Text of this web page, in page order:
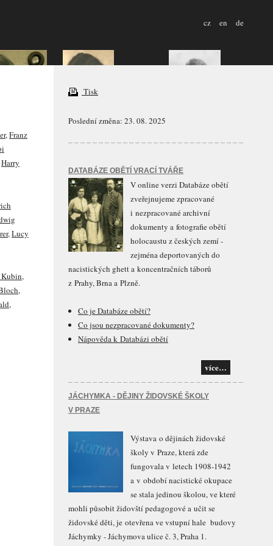
cz en de
,Franz
Harry
,Lucy
,
,
,
Tisk
Poslední změna: 23. 08. 2025
DATABÁZE OBĚTÍ VRACÍ TVÁŘE
V online verzi Databáze obětí
zveřejnujeme zpracované
i nezpracované archivní
dokumenty a fotografie obětí
holocaustu z českých zemí -
zejména deportovaných do
nacistických ghett a koncentračních táborů
z Prahy, Brna a Plzně.
Co je Databáze obětí?
Co jsou nezpracované dokumenty?
Nápověda k Databázi obětí
více…
JÁCHYMKA - DĚJINY ŽIDOVSKÉ ŠKOLY
V PRAZE
Výstava o dějinách židovské
školy v Praze, která zde
fungovala v letech 1908-1942
a v období nacistické okupace
se stala jedinou školou, ve které
mohli působit židovští pedagogové a učit se
židovské děti, je otevřena ve vstupní hale budovy
Jáchymky - Jáchymova ulice č. 3, Praha 1.